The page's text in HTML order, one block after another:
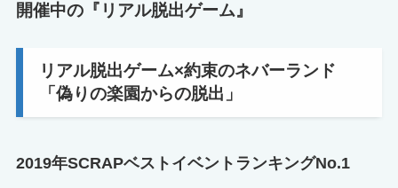
開催中の『リアル脱出ゲーム』
リアル脱出ゲーム×約束のネバーランド
「偽りの楽園からの脱出」
2019年SCRAPベストイベントランキングNo.1